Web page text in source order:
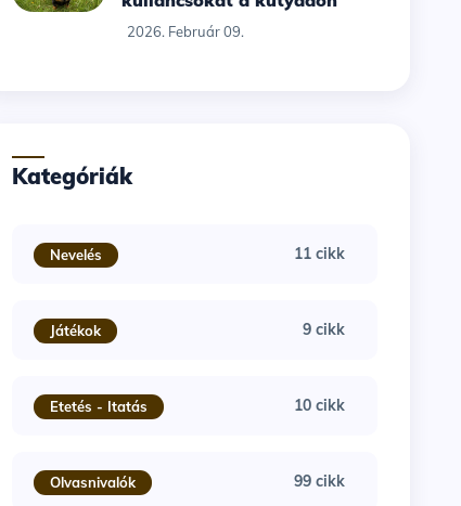
2026. Február 09.
Kategóriák
Nevelés 11 cikk
Játékok 9 cikk
Etetés - Itatás 10 cikk
Olvasnivalók 99 cikk